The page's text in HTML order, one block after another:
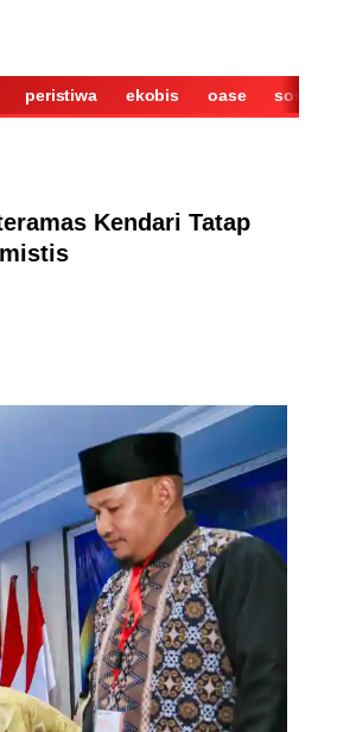
peristiwa ekobis oase sosok
Kendari Tatap